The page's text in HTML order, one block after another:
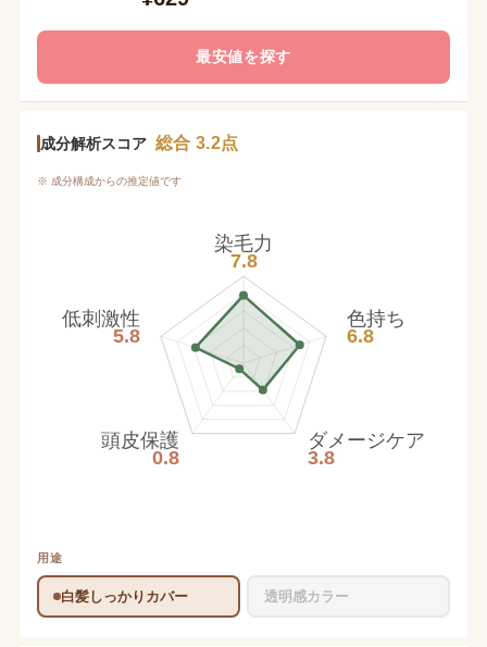
最安値を探す
成分解析スコア 総合 3.2点
※ 成分構成からの推定値です
染毛力
7.8
色持ち
6.8
ダメージケア
3.8
頭皮保護
0.8
低刺激性
5.8
用途
白髪しっかりカバー 透明感カラー